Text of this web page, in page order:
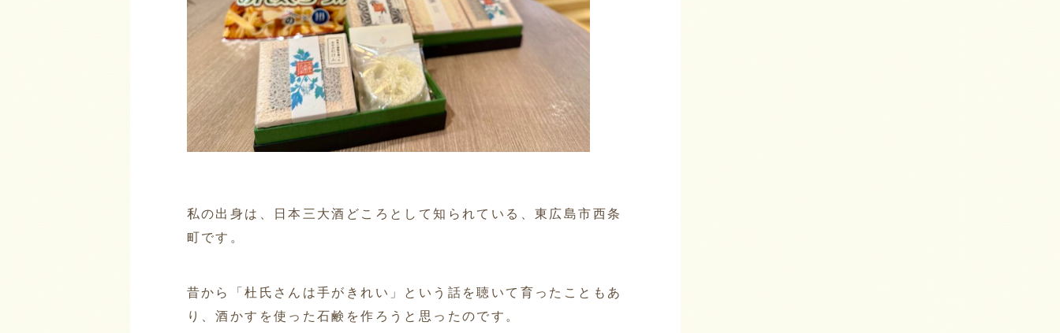
私の出身は、日本三大酒どころとして知られている、東広島市西条
町です。
昔から「杜氏さんは手がきれい」という話を聴いて育ったこともあ
り、酒かすを使った石鹸を作ろうと思ったのです。